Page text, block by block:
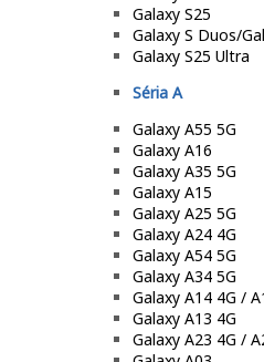
Galaxy S25
Galaxy S Duos/
Galaxy S25 Ultra
Séria A
Galaxy A55 5G
Galaxy A16
Galaxy A35 5G
Galaxy A15
Galaxy A25 5G
Galaxy A24 4G
Galaxy A54 5G
Galaxy A34 5G
Galaxy A14 4G /
Galaxy A13 4G
Galaxy A23 4G /